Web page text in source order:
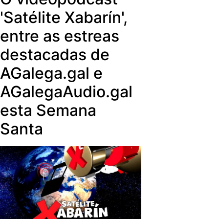
edición. En cada concerto estréase
unha peza encargada a un
compositor galego a partir do legado
da persoa ou entidade celebrada.
'Satélite Xabarín',
entre as estreas
destacadas de
AGalega.gal e
AGalegaAudio.gal
esta Semana
Santa